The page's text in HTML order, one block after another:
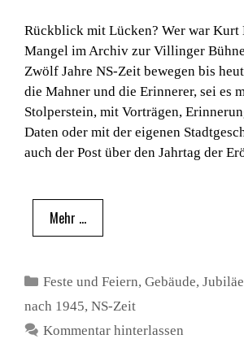
Rückblick mit Lücken? Wer war Kurt
Mangel im Archiv zur Villinger
Zwölf Jahre NS-Zeit bewegen bis
die Mahner und die Erinnerer, sei es
Stolperstein, mit Vorträgen,
Daten oder mit der eigenen
auch der Post über den Jahrtag der
Mehr …
Kategorien
Feste und Feiern,Gebäude,
nach 1945, NS-Zeit
Kommentar hinterlassen